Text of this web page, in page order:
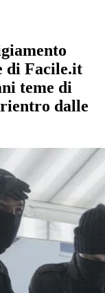
di Facile.it
teme di
dalle